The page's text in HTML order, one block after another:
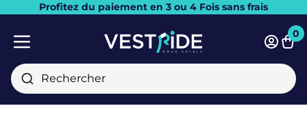
Profitez du paiement en 3 ou 4 Fois sans frais
Fermer
Rechercher
0